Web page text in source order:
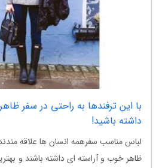
با این ترفندها به راحتی در سفر
داشته باشید!
لباس مناسب سفرهمه انسان ها علاقه
ظاهر خوب و آراسته ای داشته باشند و